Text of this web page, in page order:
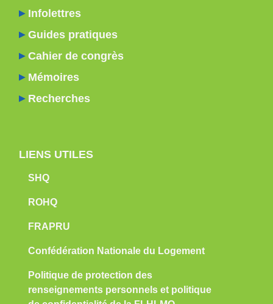
Infolettres
Guides pratiques
Cahier de congrès
Mémoires
Recherches
LIENS UTILES
SHQ
ROHQ
FRAPRU
Confédération Nationale du Logement
Politique de protection des
renseignements personnels et politique